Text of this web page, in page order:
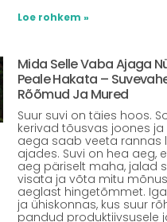
Loe rohkem »
Mida Selle Vaba Ajaga
Peale Hakata –
Rõõmud Ja Mured
Suur suvi on täies hoos.
kerivad tõusvas joones
aega saab veeta rannas
ajades. Suvi on hea aeg,
aeg päriselt maha, jalad
visata ja võta mitu
aeglast hingetõmmet.
ja ühiskonnas, kus suur
pandud produktiivsusele